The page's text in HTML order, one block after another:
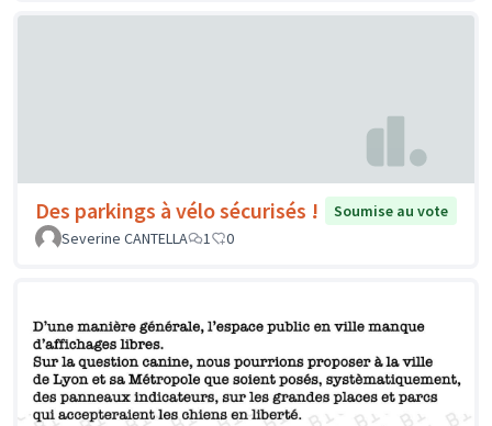
Des parkings à vélo sécurisés !
Soumise au vote
Severine CANTELLA
1 0